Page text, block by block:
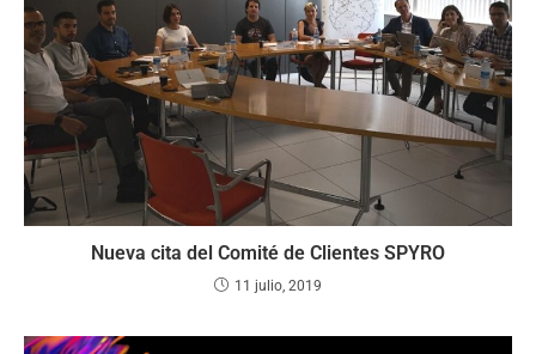
Nueva cita del Comité de Clientes SPYRO
11 julio, 2019